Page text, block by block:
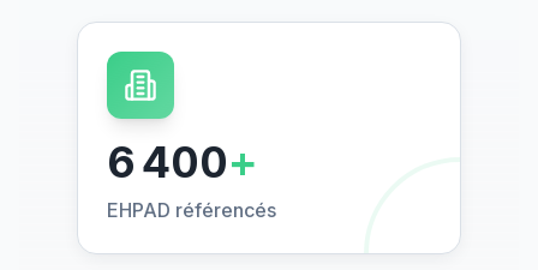
6 400+
EHPAD référencés